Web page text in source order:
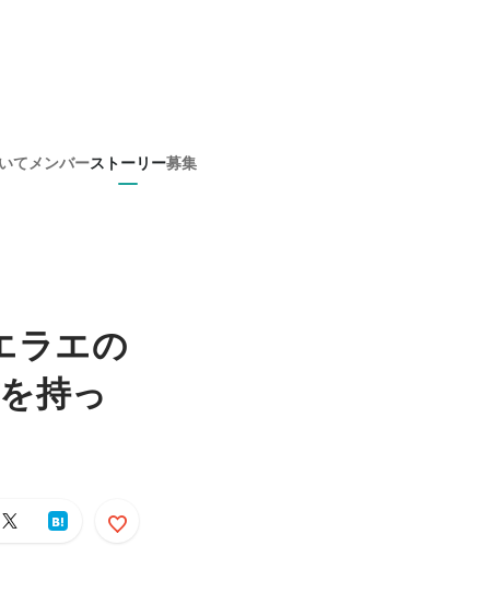
て メンバーストーリー募集
ラエの
持っ